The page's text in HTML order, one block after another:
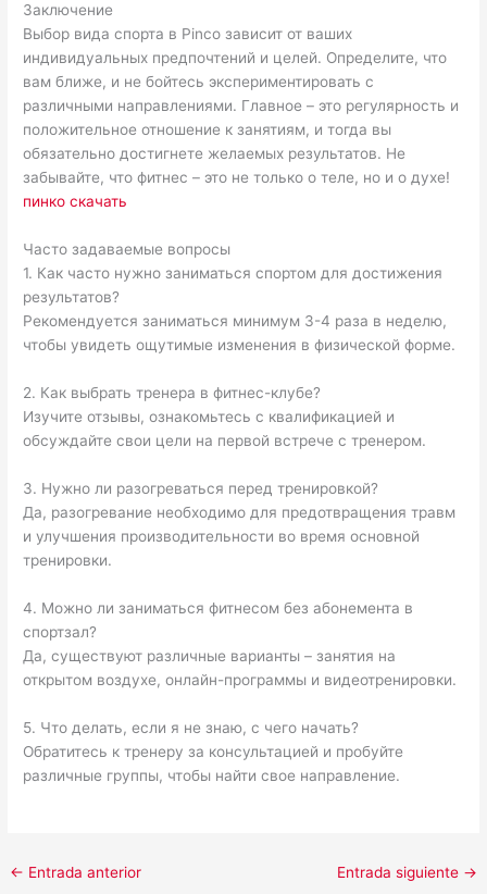
Заключение
Выбор вида спорта в Pinco зависит от ваших
индивидуальных предпочтений и целей. Определите, что
вам ближе, и не бойтесь экспериментировать с
различными направлениями. Главное – это регулярность и
положительное отношение к занятиям, и тогда вы
обязательно достигнете желаемых результатов. Не
забывайте, что фитнес – это не только о теле, но и о духе!
пинко скачать
Часто задаваемые вопросы
1. Как часто нужно заниматься спортом для достижения
результатов?
Рекомендуется заниматься минимум 3-4 раза в неделю,
чтобы увидеть ощутимые изменения в физической форме.
2. Как выбрать тренера в фитнес-клубе?
Изучите отзывы, ознакомьтесь с квалификацией и
обсуждайте свои цели на первой встрече с тренером.
3. Нужно ли разогреваться перед тренировкой?
Да, разогревание необходимо для предотвращения травм
и улучшения производительности во время основной
тренировки.
4. Можно ли заниматься фитнесом без абонемента в
спортзал?
Да, существуют различные варианты – занятия на
открытом воздухе, онлайн-программы и видеотренировки.
5. Что делать, если я не знаю, с чего начать?
Обратитесь к тренеру за консультацией и пробуйте
различные группы, чтобы найти свое направление.
← Entrada anterior Entrada siguiente →